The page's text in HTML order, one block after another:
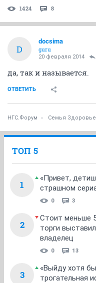
1424 8
D
docsima
guru
20 февраля 2014
да, так и называется.
ОТВЕТИТЬ
НГС.Форум Семья Здоровье
ТОП 5
1
«Привет,
страшном
0 3
2
Стоит меньше
торги
владелец
0 13
3
«Выйду хотя
трогательная